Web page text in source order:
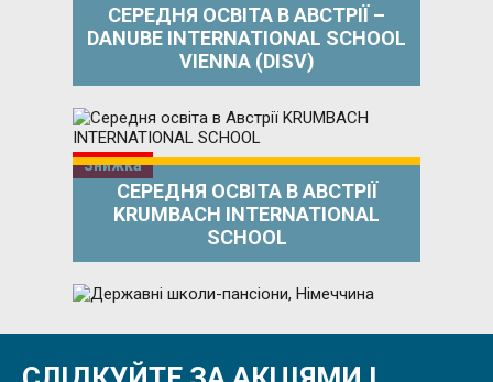
СЕРЕДНЯ ОСВІТА В АВСТРІЇ –
DANUBE INTERNATIONAL SCHOOL
VIENNA (DISV)
Знижка
СЕРЕДНЯ ОСВІТА В АВСТРІЇ
KRUMBACH INTERNATIONAL
SCHOOL